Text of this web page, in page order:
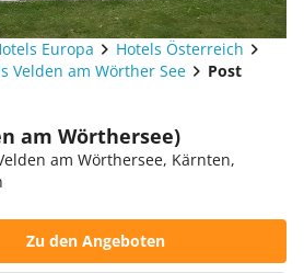
Europa
Hotels Österreich
Velden am Wörther See Post
am Wörthersee)
am Wörthersee, Kärnten,
Zu den Angeboten